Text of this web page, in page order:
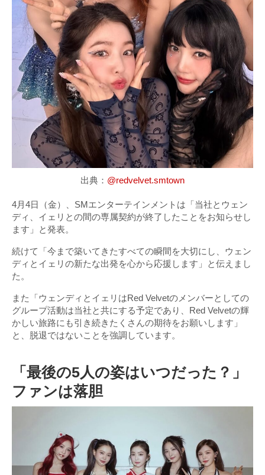
出典： @redvelvet.smtown
4月4日（金）、SMエンターテインメントは「当社とウェン
ディ、イェリとの間の専属契約が終了したことをお知らせし
ます」と発表。
続けて「今まで築いてきたすべての瞬間を大切にし、ウェン
ディとイェリの新たな出発を心から応援します」と伝えまし
た。
また「ウェンディとイェリはRed Velvetのメンバーとしての
グループ活動は当社と共にする予定であり、Red Velvetの輝
かしい旅路にも引き続きたくさんの期待をお願いします」
と、脱退ではないことを強調しています。
「最後の5人の姿はいつだった？」
ファンは落胆